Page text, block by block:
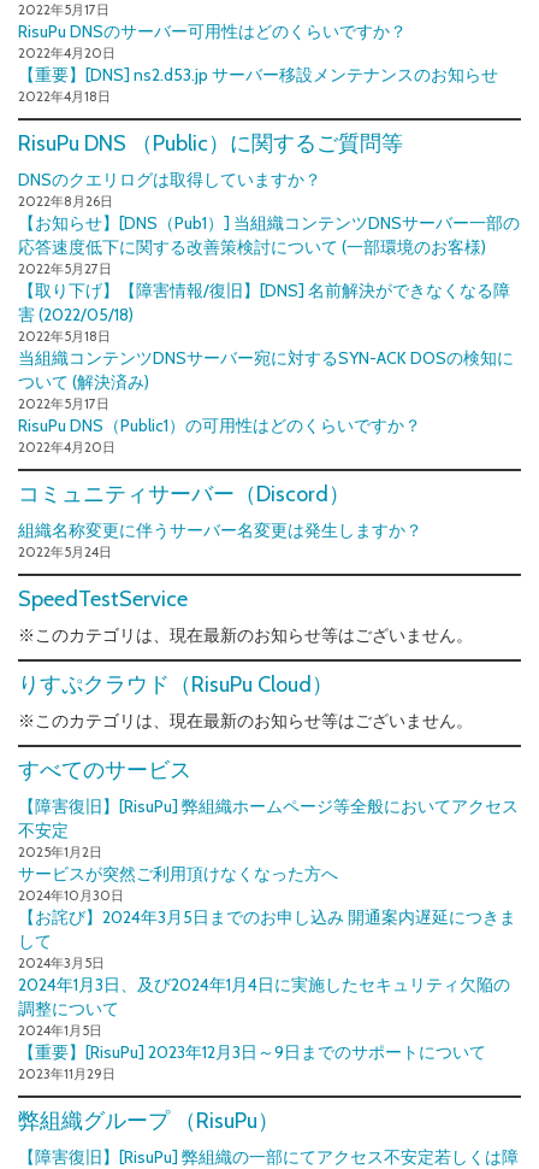
2022年5月17日
RisuPu DNSのサーバー可用性はどのくらいですか？
2022年4月20日
【重要】[DNS] ns2.d53.jp サーバー移設メンテナンスのお知らせ
2022年4月18日
RisuPu DNS （Public）に関するご質問等
DNSのクエリログは取得していますか？
2022年8月26日
【お知らせ】[DNS（Pub1）] 当組織コンテンツDNSサーバー一部の
応答速度低下に関する改善策検討について (一部環境のお客様)
2022年5月27日
【取り下げ】【障害情報/復旧】[DNS] 名前解決ができなくなる障
害 (2022/05/18)
2022年5月18日
当組織コンテンツDNSサーバー宛に対するSYN-ACK DOSの検知に
ついて (解決済み)
2022年5月17日
RisuPu DNS（Public1）の可用性はどのくらいですか？
2022年4月20日
コミュニティサーバー（Discord）
組織名称変更に伴うサーバー名変更は発生しますか？
2022年5月24日
SpeedTestService
※このカテゴリは、現在最新のお知らせ等はございません。
りすぷクラウド（RisuPu Cloud）
※このカテゴリは、現在最新のお知らせ等はございません。
すべてのサービス
【障害復旧】[RisuPu] 弊組織ホームページ等全般においてアクセス
不安定
2025年1月2日
サービスが突然ご利用頂けなくなった方へ
2024年10月30日
【お詫び】2024年3月5日までのお申し込み 開通案内遅延につきま
して
2024年3月5日
2024年1月3日、及び2024年1月4日に実施したセキュリティ欠陥の
調整について
2024年1月5日
【重要】[RisuPu] 2023年12月3日～9日までのサポートについて
2023年11月29日
弊組織グループ （RisuPu）
【障害復旧】[RisuPu] 弊組織の一部にてアクセス不安定若しくは障